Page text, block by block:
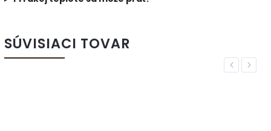
SÚVISIACI TOVAR
Previous
Next